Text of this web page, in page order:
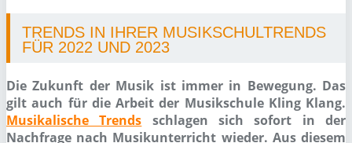
TRENDS IN IHRER MUSIKSCHULTRENDS
FÜR 2022 UND 2023
Die Zukunft der Musik ist immer in Bewegung. Das
gilt auch für die Arbeit der Musikschule Kling Klang.
Musikalische Trends schlagen sich sofort in der
Nachfrage nach Musikunterricht wieder. Aus diesem